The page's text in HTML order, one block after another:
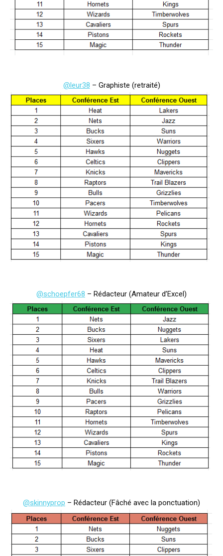
@leur38 – Graphiste (retraité)
@schoepfer68 – Rédacteur (Amateur d’Excel)
@skinnyprop – Rédacteur (Fâché avec la ponctuation)